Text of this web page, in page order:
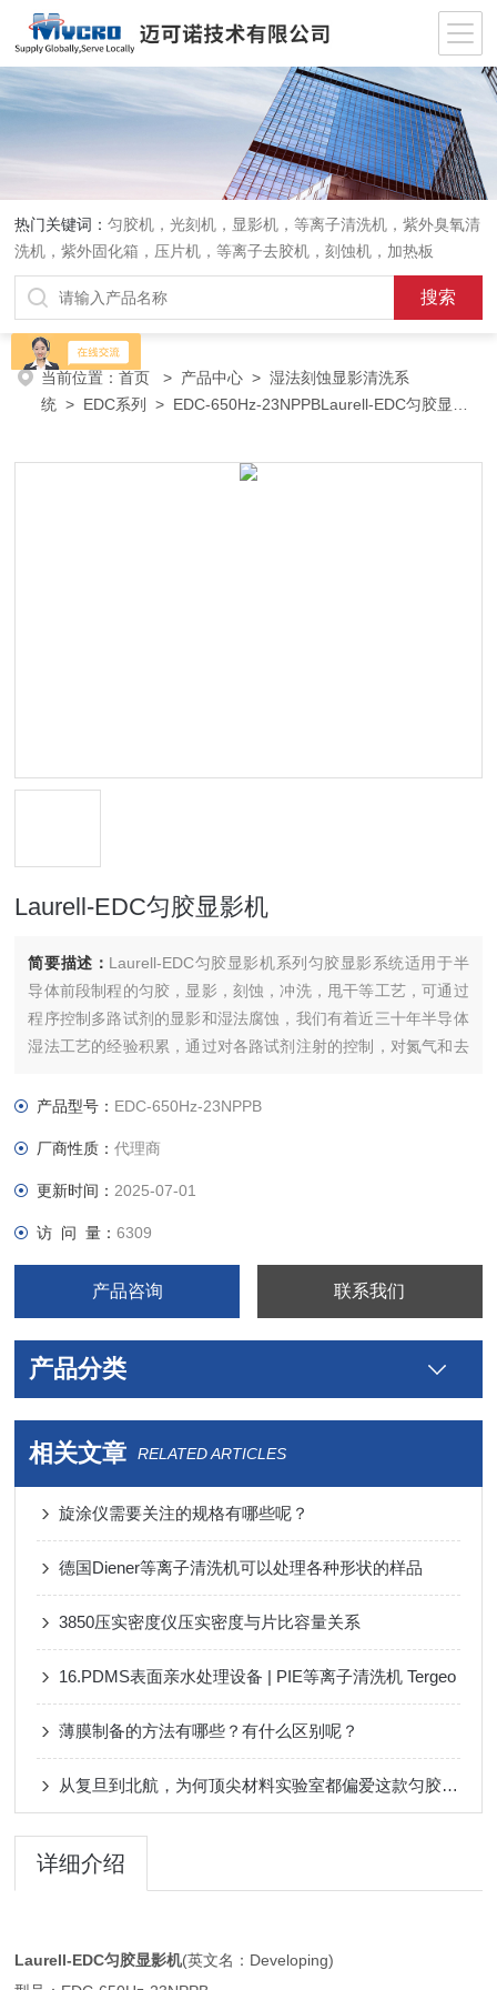
热门关键词：匀胶机，光刻机，显影机，等离子清洗机，紫外臭氧清
洗机，紫外固化箱，压片机，等离子去胶机，刻蚀机，加热板
当前位置：首页 > 产品中心 >湿法刻蚀显影清洗系
统 > EDC系列
> EDC-650Hz-23NPPBLaurell-EDC匀胶显影
Laurell-EDC匀胶显影机
简要描述： Laurell-EDC匀胶显影机系列匀胶显影系统适用于半
导体前段制程的匀胶，显影，刻蚀，冲洗，甩干等工艺，可通过
程序控制多路试剂的显影和湿法腐蚀，我们有着近三十年半导体
湿法工艺的经验积累，通过对各路试剂注射的控制，对氮气和去
的湿法处理解决方案。
产品型号： EDC-650Hz-23NPPB
厂商性质：代理商
更新时间： 2025-07-01
访 问 量：6309
产品咨询 联系我们
产品分类
相关文章 RELATED ARTICLES
旋涂仪需要关注的规格有哪些呢？
德国Diener等离子清洗机可以处理各种形状的样品
3850压实密度仪压实密度与片比容量关系
16.PDMS表面亲水处理设备 | PIE等离子清洗机 Tergeo
薄膜制备的方法有哪些？有什么区别呢？
从复旦到北航，为何顶尖材料实验室都偏爱这款匀胶机？
详细介绍
Laurell-EDC匀胶显影机(英文名：Developing)